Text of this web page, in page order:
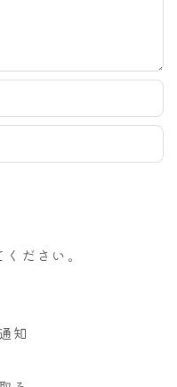
ださい。
知